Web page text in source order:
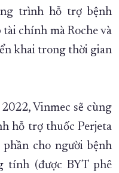
trình hỗ trợ bệnh
chính mà Roche và
khai trong thời gian
Vinmec sẽ cùng
hỗ trợ thuốc Perjeta
cho người bệnh
tính (được BYT phê